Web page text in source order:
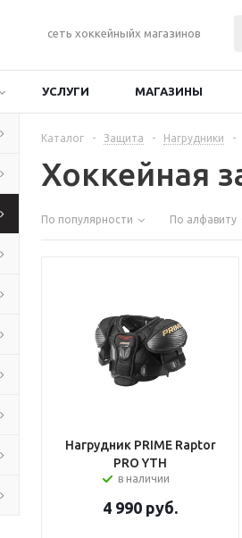
сеть хоккейныйх магазинов
УСЛУГИ МАГАЗИНЫ
Каталог - Защита - Нагрудники -
Хоккейная
По популярности По алфавиту
Нагрудник PRIME Raptor
PRO YTH
в наличии
4 990 руб.